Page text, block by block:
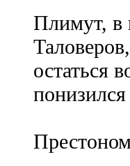
Плимут, в
остаться